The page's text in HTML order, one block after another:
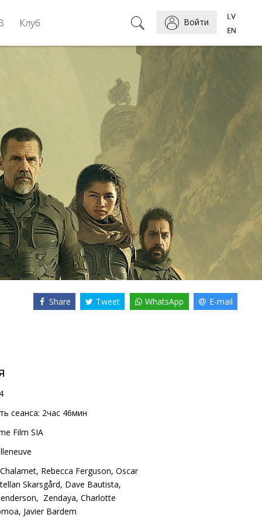
Клуб Войти
Share Tweet WhatsApp E-mail
сеанса: 2час 46мин
Film SIA
, Rebecca Ferguson, Oscar
Skarsgård, Dave Bautista,
, Zendaya, Charlotte
, Javier Bardem